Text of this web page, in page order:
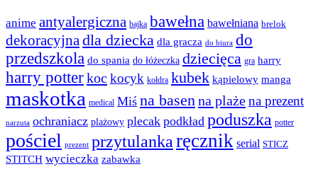
anime antyalergiczna bajka bawełna bawełniana brelok
dekoracyjna dla dziecka dla gracza do biura do
przedszkola do spania do łóżeczka dziecięca gra harry
harry potterkoc kocyk kołdra kubek kąpielowy manga
maskotka medical Miś na basen na plażena prezent
narzuta ochraniacz plażowy plecak podkład poduszka potter
pościel prezent przytulanka ręcznik serial STICZ
STITCH wycieczka zabawka